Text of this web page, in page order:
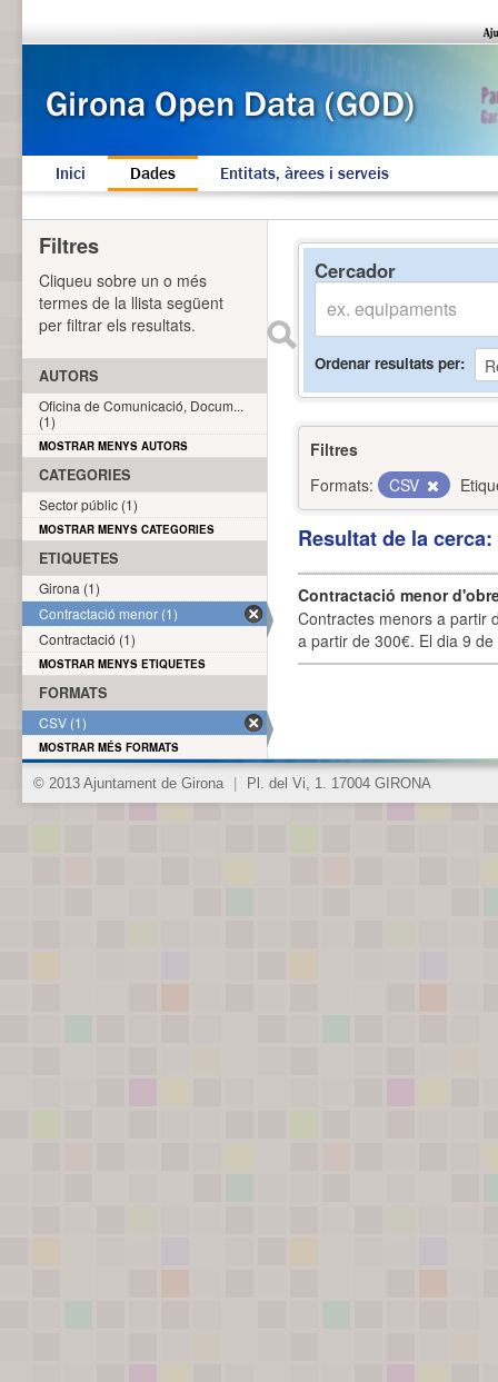
Inici Dades Entitats, àrees i serveis
Cercador
Ordenar resultats per
Filtres
Formats:
CSV
Resultat de la
Contractació menor
Contractes menors a partir
a partir de 300€. El dia 9
Filtres
Cliqueu sobre un o més
termes de la llista següent
per filtrar els resultats.
AUTORS
Oficina de Comunicació, Docum...
(1)
MOSTRAR MENYS AUTORS
CATEGORIES
Sector públic (1)
MOSTRAR MENYS CATEGORIES
ETIQUETES
Girona (1)
Contractació menor (1)
Contractació (1)
MOSTRAR MENYS ETIQUETES
FORMATS
CSV (1)
MOSTRAR MÉS FORMATS
© 2013 Ajuntament de Girona Pl. del Vi, 1. 17004 GIRONA